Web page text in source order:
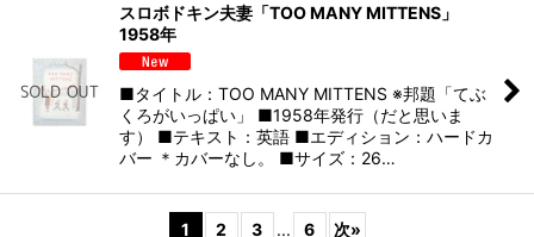
スロボドキン夫妻「TOO MANY MITTENS」
1958年
■タイトル：TOO MANY MITTENS ※邦題「てぶ
くろがいっぱい」 ■1958年発行（だと思いま
す） ■テキスト：英語 ■エディション：ハードカ
バー ＊カバーなし。 ■サイズ：26…
1 2 3 ... 6 次»